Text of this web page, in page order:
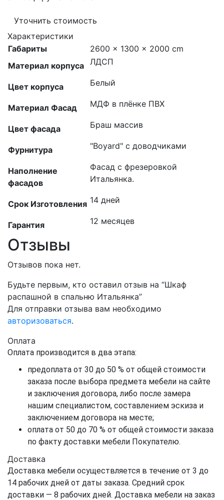
Уточнить стоимость
Характеристики
Габариты
2600 × 1300 × 2000 cm
Материал корпуса ЛДСП
Цвет корпуса Белый
Материал Фасад МДФ в плёнке ПВХ
Цвет фасада Браш массив
Фурнитура "Boyard" с доводчиками
Наполнение
фасадов
Фасад с фрезеровкой
Итальянка.
Срок Изготовления 14 дней
Гарантия 12 месяцев
Отзывы
Отзывов пока нет.
Будьте первым, кто оставил отзыв на “Шкаф
распашной в спальню Итальянка”
Для отправки отзыва вам необходимо
авторизоваться.
Оплата
Оплата производится в два этапа:
предоплата от 30 до 50 % от общей стоимости
заказа после выбора предмета мебели на сайте
и заключения договора, либо после замера
нашим специалистом, составлением эскиза и
заключением договора на месте;
оплата от 50 до 70 % от общей стоимости заказа
по факту доставки мебели Покупателю.
Доставка
Доставка мебели осуществляется в течение от 3 до
14 рабочих дней от даты заказа. Средний срок
доставки — 8 рабочих дней. Доставка мебели на заказ